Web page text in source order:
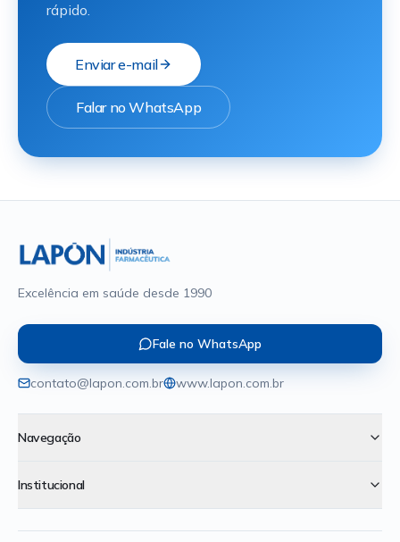
rápido.
Enviar e-mail
Falar no WhatsApp
Excelência em saúde desde 1990
Fale no WhatsApp
contato@lapon.com.br www.lapon.com.br
Navegação
Institucional